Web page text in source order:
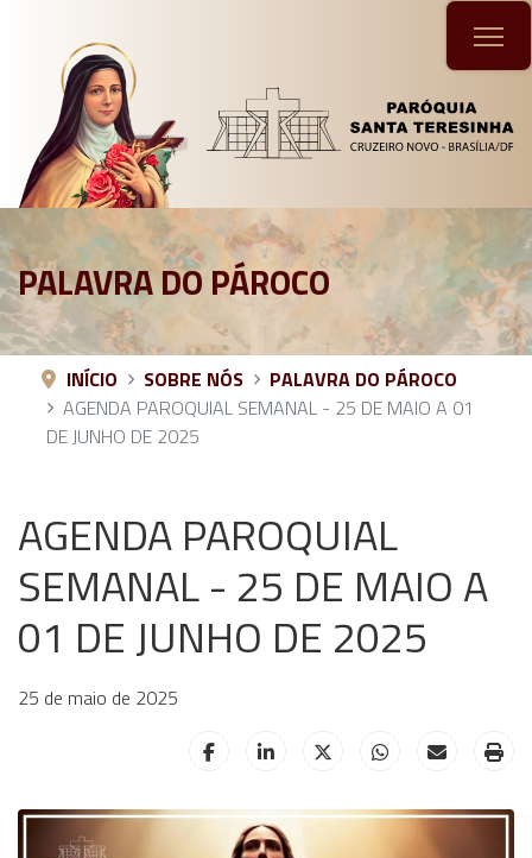
PALAVRA DO PÁROCO
INÍCIO SOBRE NÓS
PALAVRA DO PÁROCO
AGENDA PAROQUIAL SEMANAL - 25 DE MAIO A 01
DE JUNHO DE 2025
AGENDA PAROQUIAL
SEMANAL - 25 DE MAIO A
01 DE JUNHO DE 2025
25 de maio de 2025
HELIX_ULTIMATE_SHARE_FACEBOOK